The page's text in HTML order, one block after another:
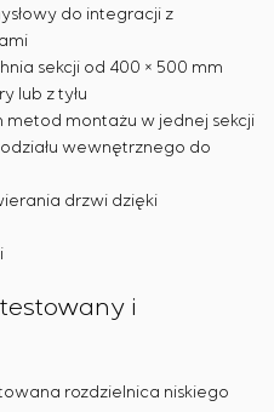
do integracji z
sekcji od 400 × 500 mm
lub z tyłu
metod montażu w jednej sekcji
wewnętrznego do
drzwi dzięki
i
rozdzielnica niskiego